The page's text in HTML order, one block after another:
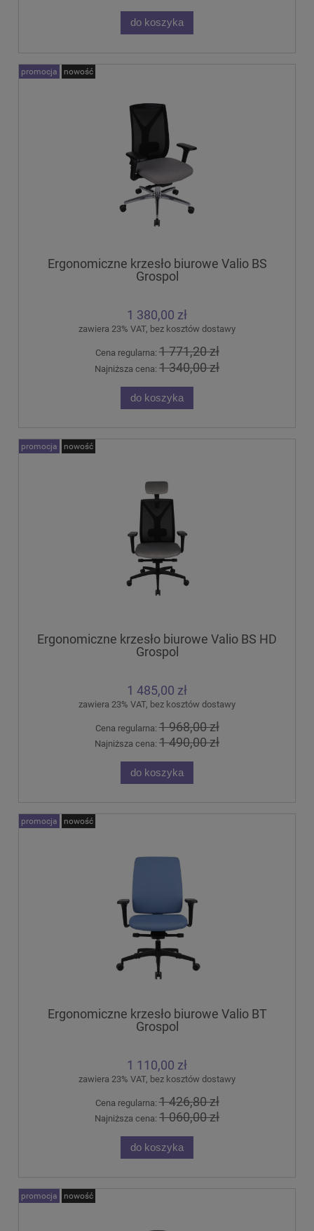
do koszyka
Ergonomiczne krzesło biurowe Valio BS
Grospol
1 380,00 zł
zawiera 23% VAT, bez kosztów dostawy
Cena regularna:1 771,20 zł
Najniższa cena: 1 340,00 zł
do koszyka
promocja nowość
Ergonomiczne krzesło biurowe Valio BS HD
Grospol
1 485,00 zł
zawiera 23% VAT, bez kosztów dostawy
Cena regularna:1 968,00 zł
Najniższa cena: 1 490,00 zł
do koszyka
promocja nowość
Ergonomiczne krzesło biurowe Valio BT
Grospol
1 110,00 zł
zawiera 23% VAT, bez kosztów dostawy
Cena regularna:1 426,80 zł
Najniższa cena: 1 060,00 zł
do koszyka
promocja nowość
promocja nowość